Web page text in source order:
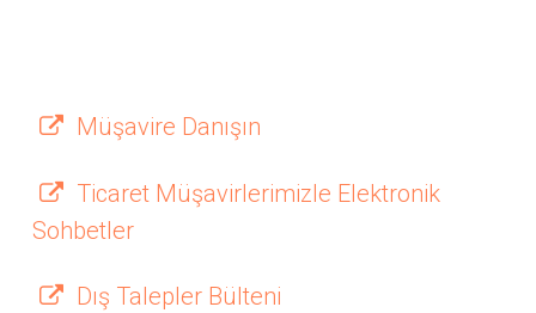
Müşavire Danışın
Ticaret Müşavirlerimizle Elektronik
Sohbetler
Dış Talepler Bülteni